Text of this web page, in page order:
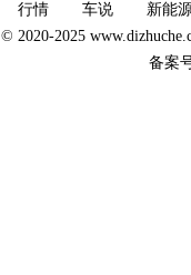
行情 车说
新能
© 2020-2025
备案